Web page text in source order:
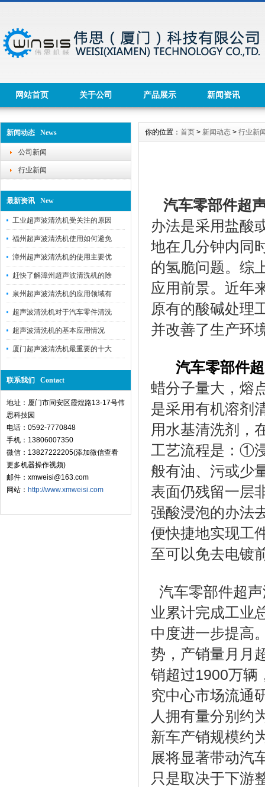
网站首页 关于公司 产品展示 新闻资讯
新闻动态 News
公司新闻
行业新闻
最新资讯 New
工业超声波清洗机受关注的原因
福州超声波清洗机使用如何避免
漳州超声波清洗机的使用主要优
赶快了解漳州超声波清洗机的除
泉州超声波清洗机的应用领域有
超声波清洗机对于汽车零件清洗
超声波清洗机的基本应用情况
厦门超声波清洗机最重要的十大
联系我们 Contact
地址：厦门市同安区霞煌路13-17号伟
思科技园
电话：0592-7770848
手机：13806007350
微信：13827222205(添加微信查看
更多机器操作视频)
邮件：xmweisi@163.com
网站： http://www.xmweisi.com
你的位置： 首页 > 新闻动态 > 行业新
汽车零部件超
办法是采用盐酸
地在几分钟内同
的氢脆问题。综
应用前景。近年
原有的酸碱处理
并改善了生产环
汽车零部件超
蜡分子量大，熔
是采用有机溶剂
用水基清洗剂，
工艺流程是：①
般有油、污或少
表面仍残留一层
强酸浸泡的办法
便快捷地实现工
至可以免去电镀
汽车零部件超
业累计完成工业
中度进一步提高
势，产销量月月
销超过1900万辆
究中心市场流通
人拥有量分别约
新车产销规模约
展将显著带动汽
只是取决于下游